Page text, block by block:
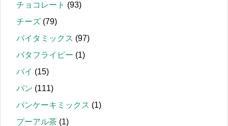
チョコレート (93)
チーズ (79)
バイタミックス (97)
バタフライピー (1)
パイ (15)
パン (111)
パンケーキミックス (1)
プーアル茶 (1)